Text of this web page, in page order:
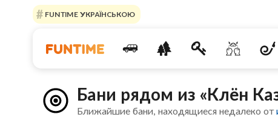
FUNTIME УКРАЇНСЬКОЮ
Бани рядом из «Клён
Ближайшие бани, находящиеся недалеко от